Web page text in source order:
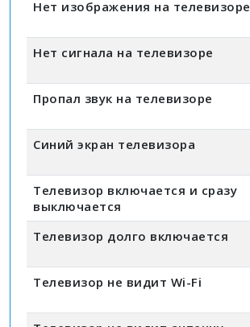
Нет изображения на телевизоре
Нет сигнала на телевизоре
Пропал звук на телевизоре
Синий экран телевизора
Телевизор включается и сразу
выключается
Телевизор долго включается
Телевизор не видит Wi-Fi